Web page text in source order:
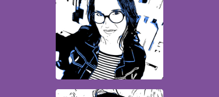
Anne
Conceptrice - Rédactrice
anne.carquain@quatrebis.fr